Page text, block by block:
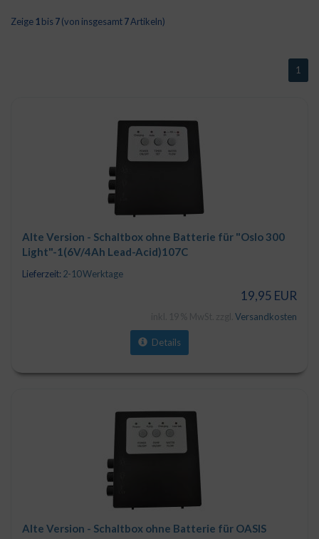
Zeige1 bis7(von insgesamt7Artikeln)
1
Alte Version - Schaltbox ohne Batterie für "Oslo 300
Light"-1(6V/4Ah Lead-Acid)107C
Lieferzeit: 2-10 Werktage
19,95 EUR
Versandkosten
Details
Alte Version - Schaltbox ohne Batterie für OASIS